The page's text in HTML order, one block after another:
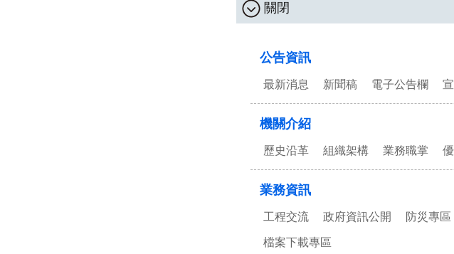
關閉
公告資訊
最新消息 新聞稿 電子公告欄
機關介紹
歷史沿革 組織架構 業務職掌
業務資訊
工程交流 政府資訊公開 防災專區
檔案下載專區